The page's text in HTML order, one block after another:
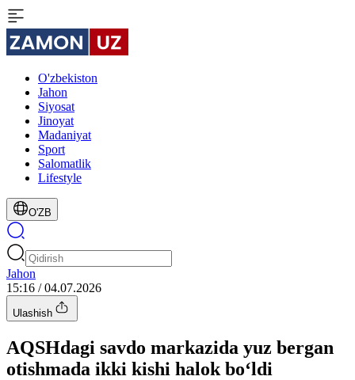
O'zbekiston
Jahon
Siyosat
Jinoyat
Madaniyat
Sport
Salomatlik
Lifestyle
O'ZB
Jahon
15:16 / 04.07.2026
Ulashish
AQSHdagi savdo markazida yuz bergan
otishmada ikki kishi halok bo‘ldi